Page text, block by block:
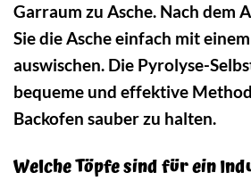
Garraum zu Asche. Nach dem
Sie die Asche einfach mit
auswischen. Die Pyrolyse-
bequeme und effektive
Backofen sauber zu halten.
Welche Töpfe sind für ein